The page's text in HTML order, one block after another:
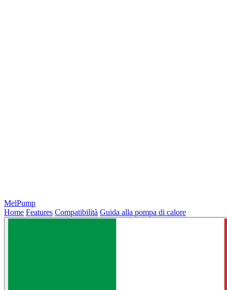
MelPump
Home Features Compatibilità Guida alla pompa di calore